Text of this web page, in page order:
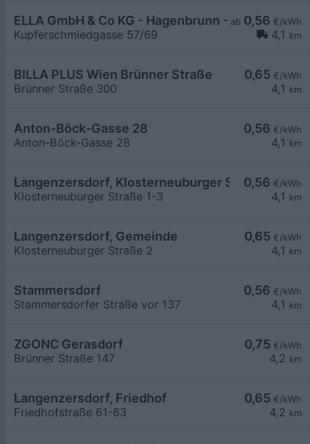
ab 0,56 €/kWh
4,1 km
ELLA GmbH & Co KG - Hagenbrunn - Brantner
Kupferschmiedgasse 57/69
0,65 €/kWh
4,1 km
BILLA PLUS Wien Brünner Straße
Brünner Straße 300
0,56 €/kWh
4,1 km
Anton-Böck-Gasse 28
Anton-Böck-Gasse 28
0,56 €/kWh
4,1 km
Langenzersdorf, Klosterneuburger Straße 1-3
Klosterneuburger Straße 1-3
0,65 €/kWh
4,1 km
Langenzersdorf, Gemeinde
Klosterneuburger Straße 2
0,56 €/kWh
4,1 km
Stammersdorf
Stammersdorfer Straße vor 137
0,75 €/kWh
4,2 km
ZGONC Gerasdorf
Brünner Straße 147
0,65 €/kWh
4,2 km
Langenzersdorf, Friedhof
Friedhofstraße 61-63